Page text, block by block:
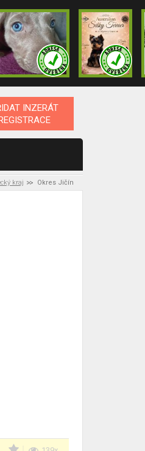
INZERÁT
kraj Okres Jičín